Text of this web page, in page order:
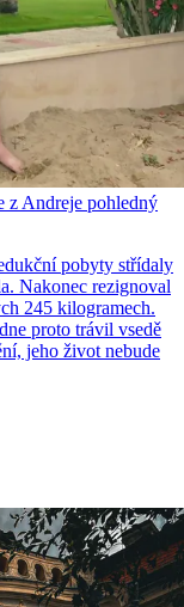
z Andreje pohledný
pobyty střídaly
Nakonec rezignoval
245 kilogramech.
proto trávil vsedě
jeho život nebude